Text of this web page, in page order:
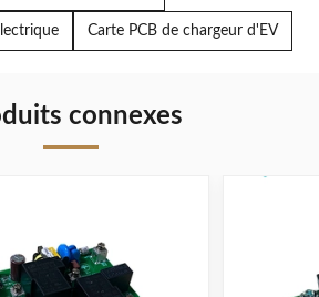
Carte PCB de chargeur d'EV
connexes